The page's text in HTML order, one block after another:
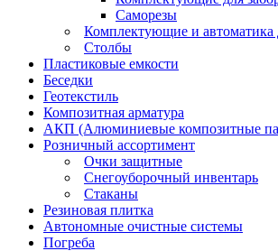
Саморезы
Комплектующие и автоматика
Столбы
Пластиковые емкости
Беседки
Геотекстиль
Композитная арматура
АКП (Алюминиевые композитные
Розничный ассортимент
Очки защитные
Снегоуборочный инвентарь
Стаканы
Резиновая плитка
Автономные очистные системы
Погреба